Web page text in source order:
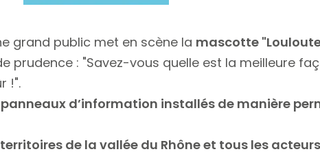
grand public met en scène la mascotte
prudence : "Savez-vous quelle est la meilleure
!".
panneaux d’information installés de manière
de la vallée du Rhône et tous les